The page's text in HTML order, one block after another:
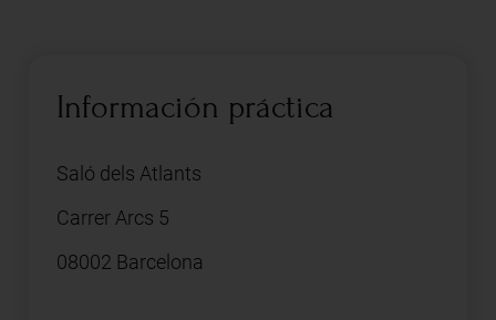
Información práctica
Saló dels Atlants
Carrer Arcs 5
08002 Barcelona